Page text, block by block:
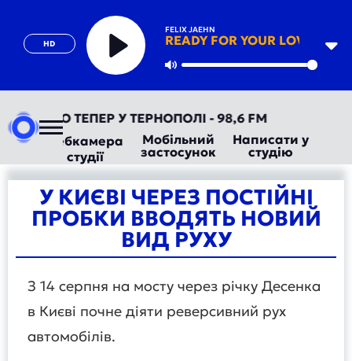
HD
FELIX JAEHN
READY FOR YOUR LOVE
Play
ТЕПЕР У ТЕРНОПОЛІ - 98,6 FM
Вебкамера
студії
Мобільний
застосунок
Написати у
студію
У КИЄВІ ЧЕРЕЗ ПОСТІЙНІ
ПРОБКИ ВВОДЯТЬ НОВИЙ
ВИД РУХУ
З 14 серпня на мосту через річку Десенка
в Києві почне діяти реверсивний рух
автомобілів.